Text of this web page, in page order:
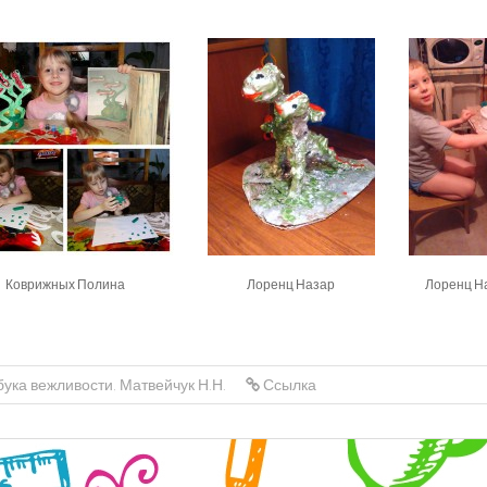
Коврижных Полина Лоренц Назар Лоренц
вежливости Матвейчук Н.Н. Ссылка